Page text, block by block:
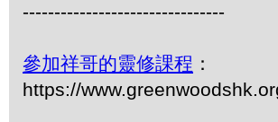
--------------------------------
參加祥哥的靈修課程 ：
https://